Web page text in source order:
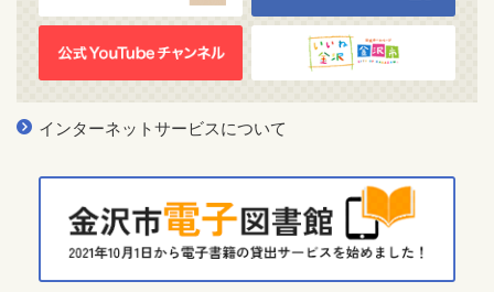
インターネットサービスについて